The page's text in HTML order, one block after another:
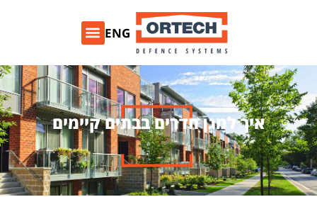
ENG
איך למגן חדרים בבתים קיימים